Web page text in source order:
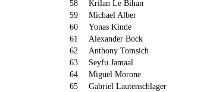
58
Krilan Le Bihan
59
Michael Alber
60
Yonas Kinde
61
Alexander Bock
62
Anthony Tomsich
63
Seyfu Jamaal
64
Miguel Morone
65
Gabriel Lautenschlager